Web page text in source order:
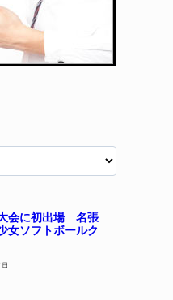
会に初出場 名張
女ソフトボールク